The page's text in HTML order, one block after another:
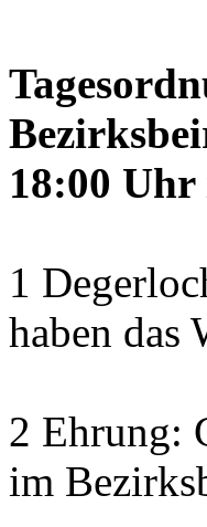
18:00 Uhr
1
haben
2 Ehrung:
im